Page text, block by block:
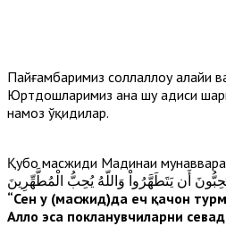
Пайғамбаримиз соллаллоҳу
Юртдошларимиз ана шу ҳадиси
намоз ўқидилар.
Қубо масжиди Мадинаи
أَن يَتَطَهَّرُواْ وَاللّهُ يُحِبُّ الْمُطَّهِّرِينَ
“Сен у (масжид)да ҳеч қачон
Аллоҳ эса покланувчиларни